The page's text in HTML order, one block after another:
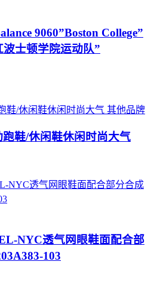
9060”Boston College”
士顿学院运动队”
其他品牌
鞋/休闲鞋休闲时尚大气
NYC透气网眼鞋面配合部
103